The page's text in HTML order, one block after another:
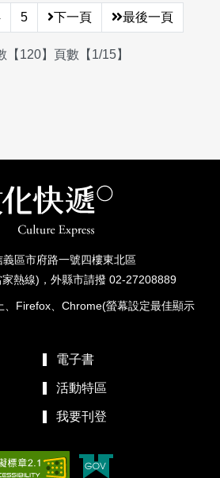
5 下一頁 最後一頁
【120】頁數【1/15】
區市府路一號四樓東北區
熱線)，外縣市請撥 02-27208889
、Firefox、Chrome(螢幕設定最佳顯示
電子書
活動特區
我要刊登